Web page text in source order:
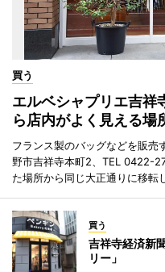
買う
エルベシャプリエ吉
ら店内がよく見える場
フランス製のバッグなどを販売
野市吉祥寺本町2、TEL 0422-
た場所から同じ大正通りに移転
買う
吉祥寺経済新
リー」